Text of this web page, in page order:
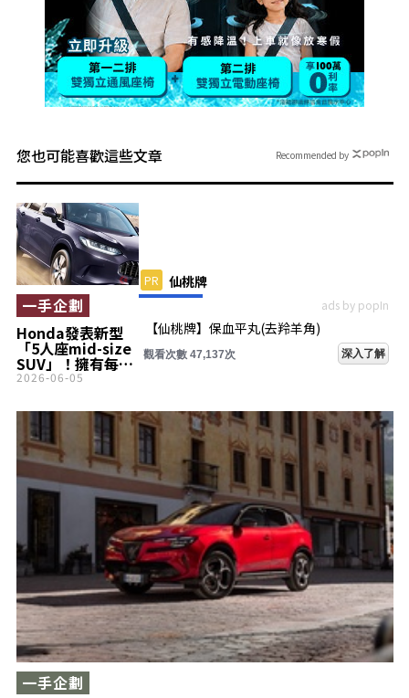
您也可能喜歡這些文章
Honda發表新型
「5人座mid-size
SUV」！擁有每公
升超過22公里油
「流線造型」！還
有如sedan般的駕
馭感受也很不錯的
「ZR-V」首次導入
印度市場
一手企劃
2026-06-05
PR 仙桃牌
ads by popIn
【仙桃牌】保血平丸(去羚羊角)
觀看次數 47,137次 深入了解
一手企劃
Recommended by